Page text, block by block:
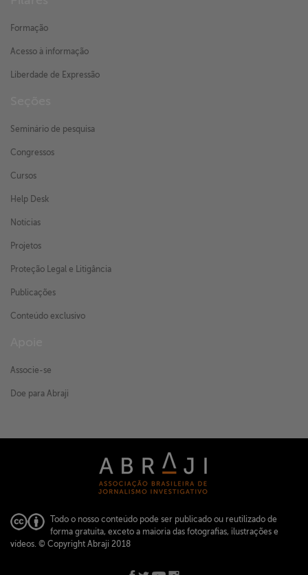
Formação
Acesso à informação
Liberdade de Expressão
Seminário de pesquisa
Congressos
Cursos
Help Desk
Notícias
Projetos
Proteção Legal e Litigância
Publicações
Conteúdo exclusivo
Associe-se
Doe para Abraji
Todo o nosso conteúdo pode ser publicado ou reutilizado de
forma gratuita, exceto a maioria das fotografias, ilustrações e
vídeos. © Copyright Abraji 2018